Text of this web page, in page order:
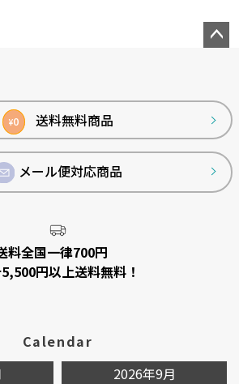
バスカHA
浴室の壁面パネルとコーディネー
¥0 送料無料商品
メール便対応商品
料全国一律700円
円以上送料無料！
Calendar
2026年9月
ップ
へ